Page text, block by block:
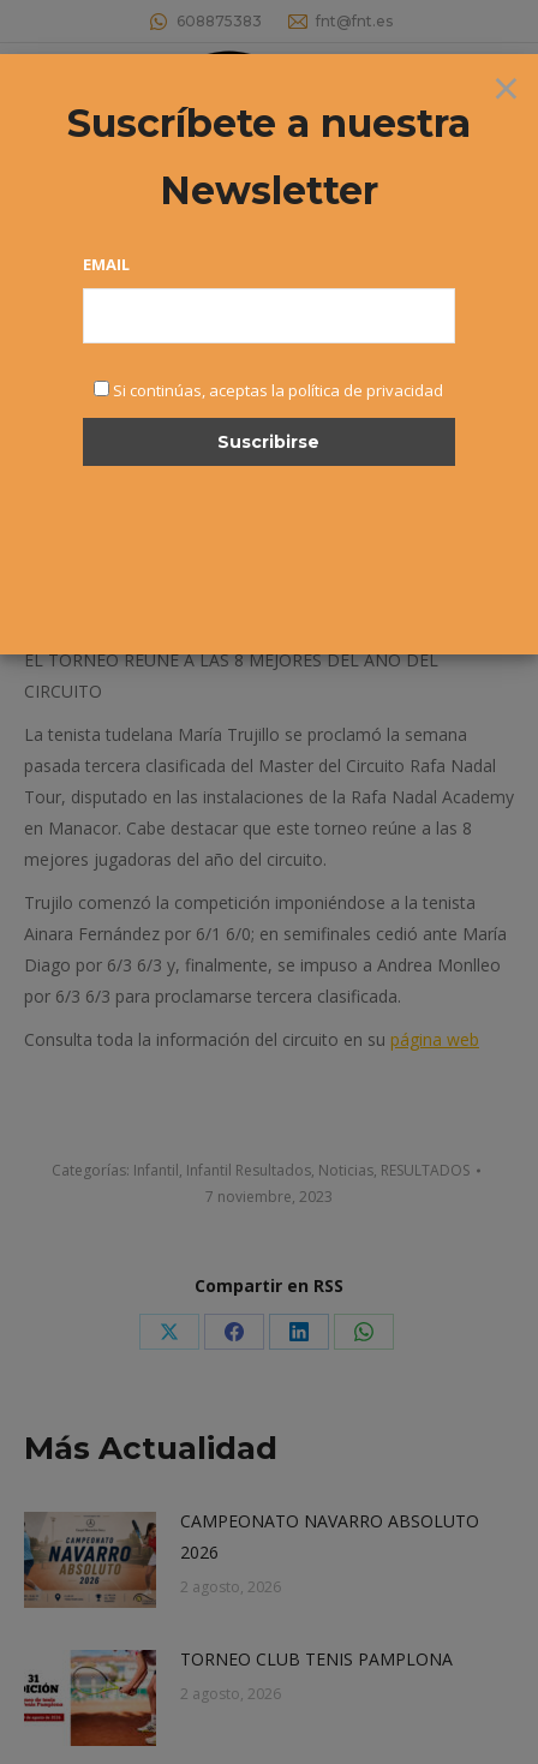
608875383 fnt@fnt.es
Buscar:
EL TORNEO REÚNE A LAS 8 MEJORES DEL AÑO DEL
CIRCUITO
La tenista tudelana María Trujillo se proclamó la semana
pasada tercera clasificada del Master del Circuito Rafa Nadal
Tour, disputado en las instalaciones de la Rafa Nadal Academy
en Manacor. Cabe destacar que este torneo reúne a las 8
mejores jugadoras del año del circuito.
Trujilo comenzó la competición imponiéndose a la tenista
Ainara Fernández por 6/1 6/0; en semifinales cedió ante María
Diago por 6/3 6/3 y, finalmente, se impuso a Andrea Monlleo
por 6/3 6/3 para proclamarse tercera clasificada.
Consulta toda la información del circuito en su página web
Categorías: Infantil, Infantil Resultados, Noticias, RESULTADOS
7 noviembre, 2023
Compartir en RSS
Share Share Share Share
Más Actualidad
CAMPEONATO NAVARRO ABSOLUTO
2026
2 agosto, 2026
TORNEO CLUB TENIS PAMPLONA
2 agosto, 2026
×
Suscríbete a nuestra
Newsletter
EMAIL
Si continúas, aceptas la política de privacidad